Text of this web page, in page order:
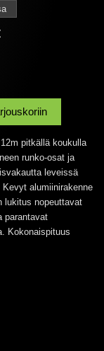
pitkällä koukulla
runko-osat ja
leveissä
alumiinirakenne
lukitus nopeuttavat
parantavat
Kokonaispituus